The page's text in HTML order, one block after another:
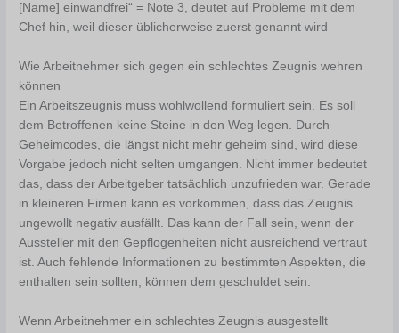
[Name] einwandfrei“ = Note 3, deutet auf Probleme mit dem
Chef hin, weil dieser üblicherweise zuerst genannt wird
Wie Arbeitnehmer sich gegen ein schlechtes Zeugnis wehren
können
Ein Arbeitszeugnis muss wohlwollend formuliert sein. Es soll
dem Betroffenen keine Steine in den Weg legen. Durch
Geheimcodes, die längst nicht mehr geheim sind, wird diese
Vorgabe jedoch nicht selten umgangen. Nicht immer bedeutet
das, dass der Arbeitgeber tatsächlich unzufrieden war. Gerade
in kleineren Firmen kann es vorkommen, dass das Zeugnis
ungewollt negativ ausfällt. Das kann der Fall sein, wenn der
Aussteller mit den Gepflogenheiten nicht ausreichend vertraut
ist. Auch fehlende Informationen zu bestimmten Aspekten, die
enthalten sein sollten, können dem geschuldet sein.
Wenn Arbeitnehmer ein schlechtes Zeugnis ausgestellt